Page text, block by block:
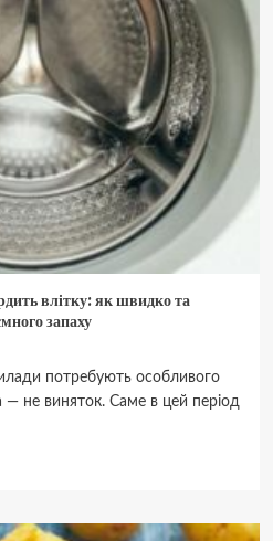
влітку: як швидко та
запаху
потребують особливого
— не виняток. Саме в цей період